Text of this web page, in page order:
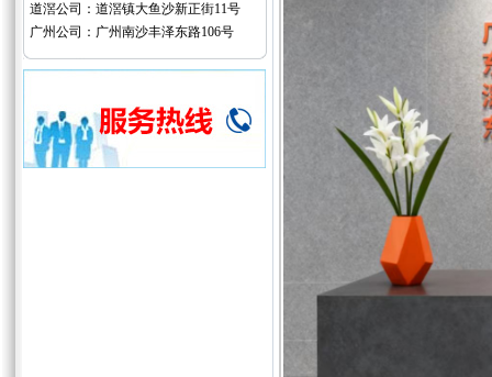
道滘公司：道滘镇大鱼沙新正街11号
广州公司：广州南沙丰泽东路106号